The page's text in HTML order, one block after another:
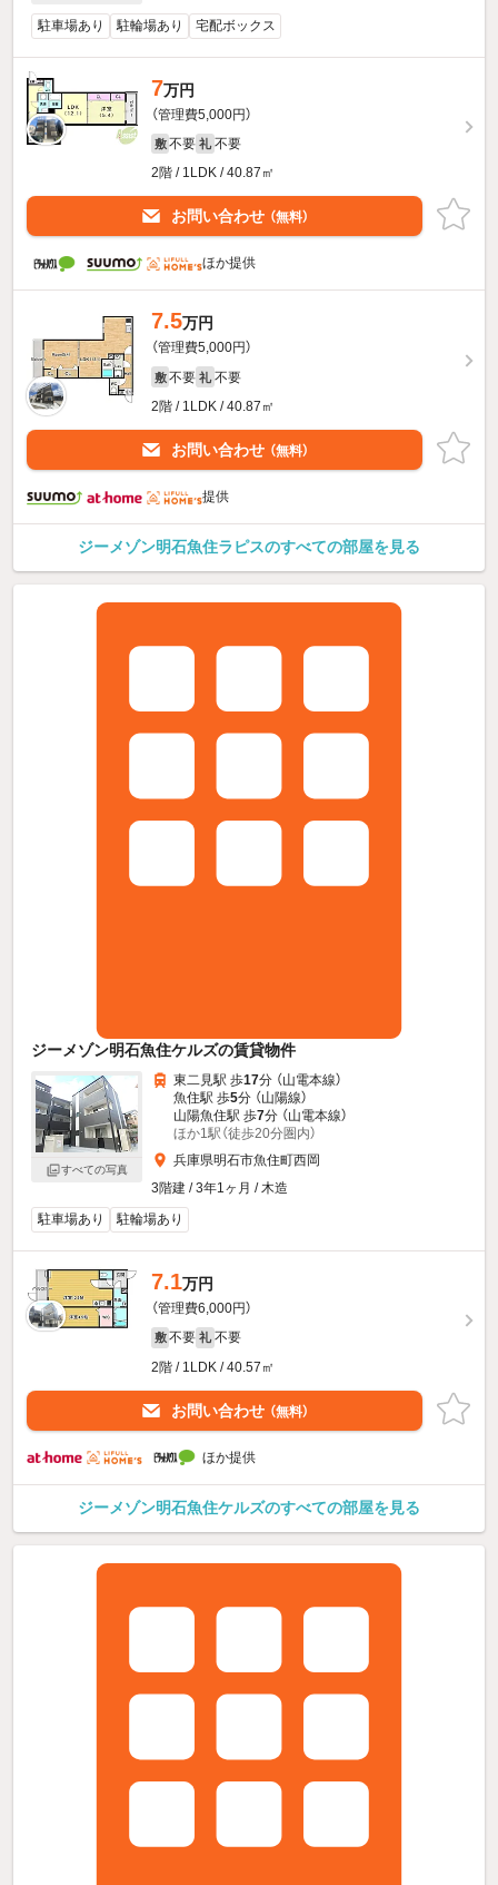
駐車場あり 駐輪場あり 宅配ボックス
7万円
（管理費5,000円）
敷 不要 礼 不要
2階 / 1LDK / 40.87㎡
お問い合わせ （無料）
ほか提供
7.5万円
（管理費5,000円）
敷 不要 礼 不要
2階 / 1LDK / 40.87㎡
お問い合わせ （無料）
提供
ジーメゾン明石魚住ラピスのすべての部屋を見る
ジーメゾン明石魚住ケルズの賃貸物件
すべての写真
東二見駅 歩17分 （山電本線）
魚住駅 歩5分 （山陽線）
山陽魚住駅 歩7分 （山電本線）
ほか1駅（徒歩20分圏内）
兵庫県明石市魚住町西岡
3階建 / 3年1ヶ月 / 木造
駐車場あり
駐輪場あり
7.1万円
（管理費6,000円）
敷 不要 礼 不要
2階 / 1LDK / 40.57㎡
お問い合わせ （無料）
ほか提供
ジーメゾン明石魚住ケルズのすべての部屋を見る